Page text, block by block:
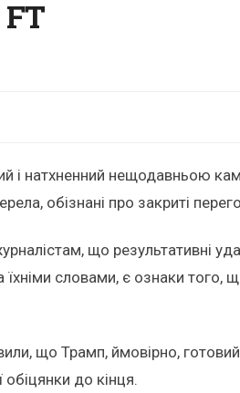
і натхненний нещодавньою
обізнані про закриті
що результативні
їхніми словами, є ознаки
що Трамп, ймовірно,
до кінця.